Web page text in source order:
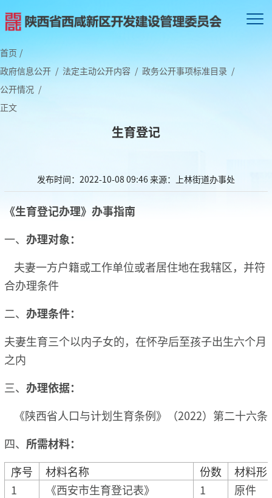
首页 /
政府信息公开 / 法定主动公开内容 / 政务公开事项标准目录 /
公开情况 /
正文
生育登记
发布时间：2022-10-08 09:46来源：上林街道办事处
《生育登记办理》 办事指南
一、 办理对象：
夫妻一方户籍或工作单位或者居住地在我辖区，并符
合办理条件
二、 办理条件：
夫妻生育三个以内子女的，在怀孕后至孩子出生六个月
之内
三、 办理依据：
《陕西省人口与计划生育条例》（2022）第二十六条
四、 所需材料：
序号
材料名称 份数
材料形
1
《西安市生育登记表》 1
原件